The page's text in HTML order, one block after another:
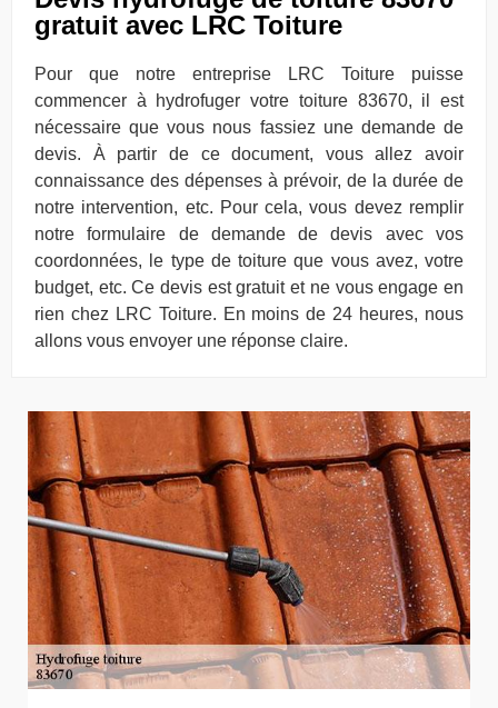
gratuit avec LRC Toiture
Pour que notre entreprise LRC Toiture puisse
commencer à hydrofuger votre toiture 83670, il est
nécessaire que vous nous fassiez une demande de
devis. À partir de ce document, vous allez avoir
connaissance des dépenses à prévoir, de la durée de
notre intervention, etc. Pour cela, vous devez remplir
notre formulaire de demande de devis avec vos
coordonnées, le type de toiture que vous avez, votre
budget, etc. Ce devis est gratuit et ne vous engage en
rien chez LRC Toiture. En moins de 24 heures, nous
allons vous envoyer une réponse claire.